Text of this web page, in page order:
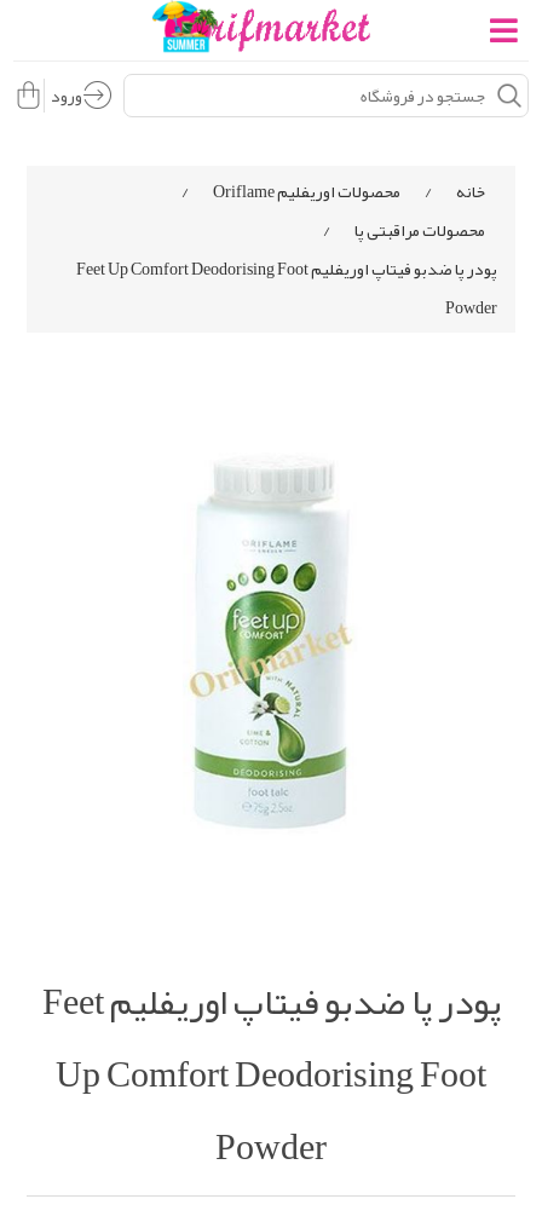
ورود
خانه / محصولات اوریفلیم Oriflame
/
محصولات مراقبتی پا
/
پودر پا ضدبو فیتاپ اوریفلیم Feet Up Comfort Deodorising Foot
Powder
پودر پا ضدبو فیتاپ اوریفلیم Feet
Up Comfort Deodorising Foot
Powder